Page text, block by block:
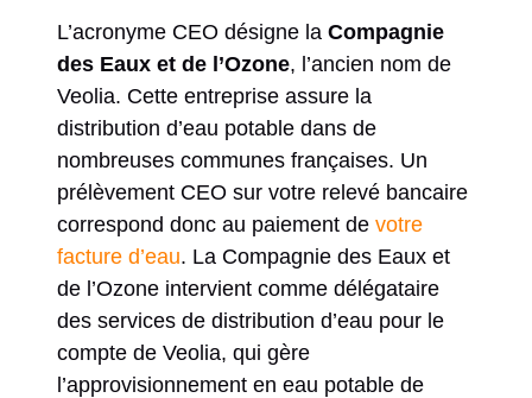
L’acronyme CEO désigne la Compagnie
des Eaux et de l’Ozone, l’ancien nom de
Veolia. Cette entreprise assure la
distribution d’eau potable dans de
nombreuses communes françaises. Un
prélèvement CEO sur votre relevé bancaire
correspond donc au paiement de votre
facture d’eau. La Compagnie des Eaux et
de l’Ozone intervient comme délégataire
des services de distribution d’eau pour le
compte de Veolia, qui gère
l’approvisionnement en eau potable de